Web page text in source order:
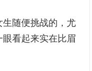
随便挑战的，尤
看起来实在比眉